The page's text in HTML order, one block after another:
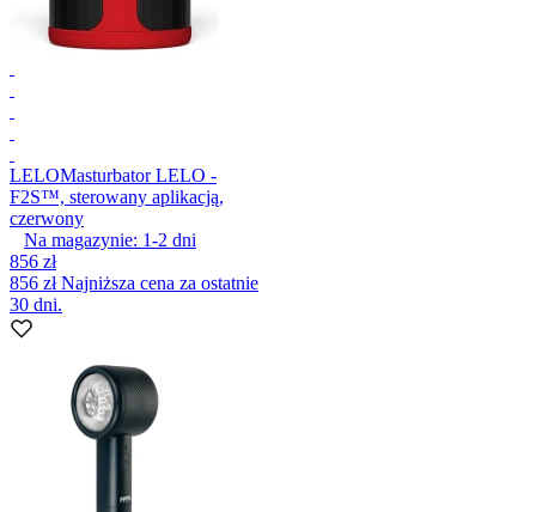
LELOMasturbator LELO -
F2S™, sterowany aplikacją,
czerwony
Na magazynie: 1-2 dni
856 zł
856 złNajniższa cena za ostatnie
30 dni.